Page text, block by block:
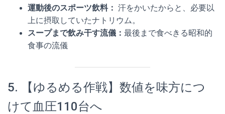
運動後のスポーツ飲料： 汗をかいたからと、必要以
上に摂取していたナトリウム。
スープまで飲み干す流儀： 最後まで食べきる昭和的
食事の流儀
5. 【ゆるめる作戦】数値を味方につ
けて血圧110台へ